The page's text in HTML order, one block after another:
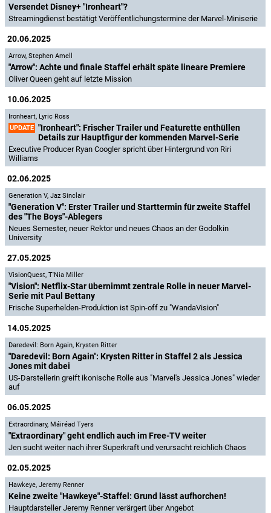
Versendet Disney+ "Ironheart"?
Streamingdienst bestätigt Veröffentlichungstermine der Marvel-Miniserie
20.06.2025
Arrow, Stephen Amell
"Arrow": Achte und finale Staffel erhält späte lineare Premiere
Oliver Queen geht auf letzte Mission
10.06.2025
Ironheart, Lyric Ross
UPDATE "Ironheart": Frischer Trailer und Featurette enthüllen
Details zur Hauptfigur der kommenden Marvel-Serie
Executive Producer Ryan Coogler spricht über Hintergrund von Riri
Williams
02.06.2025
Generation V, Jaz Sinclair
"Generation V": Erster Trailer und Starttermin für zweite Staffel
des "The Boys"-Ablegers
Neues Semester, neuer Rektor und neues Chaos an der Godolkin
University
27.05.2025
VisionQuest, T'Nia Miller
"Vision": Netflix-Star übernimmt zentrale Rolle in neuer Marvel-
Serie mit Paul Bettany
Frische Superhelden-Produktion ist Spin-off zu "WandaVision"
14.05.2025
Daredevil: Born Again, Krysten Ritter
"Daredevil: Born Again": Krysten Ritter in Staffel 2 als Jessica
Jones mit dabei
US-Darstellerin greift ikonische Rolle aus "Marvel's Jessica Jones" wieder
auf
06.05.2025
Extraordinary, Máiréad Tyers
"Extraordinary" geht endlich auch im Free-TV weiter
Jen sucht weiter nach ihrer Superkraft und verursacht reichlich Chaos
02.05.2025
Hawkeye, Jeremy Renner
Keine zweite "Hawkeye"-Staffel: Grund lässt aufhorchen!
Hauptdarsteller Jeremy Renner verärgert über Angebot